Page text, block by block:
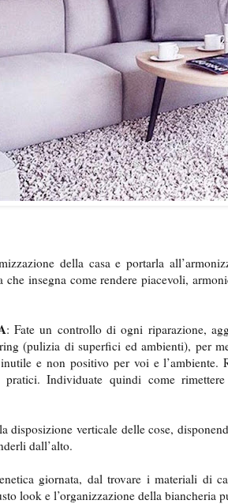
della casa e portarla
insegna come rendere piacevoli,
: Fate un controllo di ogni riparazione,
(pulizia di superfici ed ambienti), per
e non positivo per voi e l’ambiente.
Individuate quindi come
disposizione verticale delle cose,
dall’alto.
giornata, dal trovare i materiali di
look e l’organizzazione della biancheria